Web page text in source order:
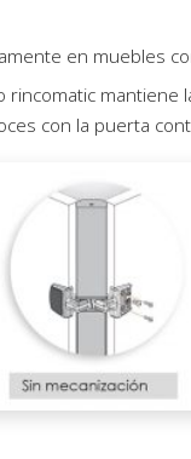
en muebles
rincomatic mantiene
con la puerta